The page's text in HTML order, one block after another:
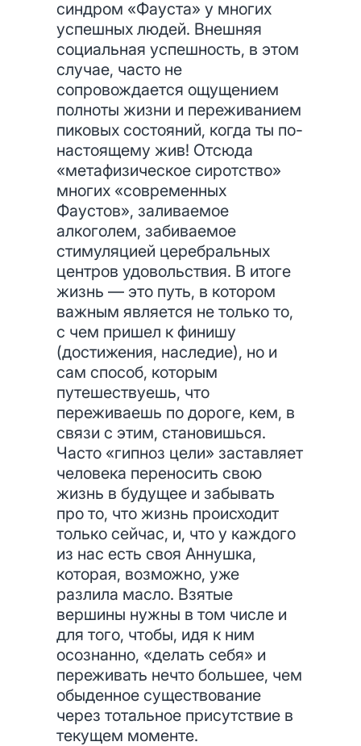
синдром «Фауста» у многих
успешных людей. Внешняя
социальная успешность, в этом
случае, часто не
сопровождается ощущением
полноты жизни и переживанием
пиковых состояний, когда ты по-
настоящему жив! Отсюда
«метафизическое сиротство»
многих «современных
Фаустов», заливаемое
алкоголем, забиваемое
стимуляцией церебральных
центров удовольствия. В итоге
жизнь — это путь, в котором
важным является не только то,
с чем пришел к финишу
(достижения, наследие), но и
сам способ, которым
путешествуешь, что
переживаешь по дороге, кем, в
связи с этим, становишься.
Часто «гипноз цели» заставляет
человека переносить свою
жизнь в будущее и забывать
про то, что жизнь происходит
только сейчас, и, что у каждого
из нас есть своя Аннушка,
которая, возможно, уже
разлила масло. Взятые
вершины нужны в том числе и
для того, чтобы, идя к ним
осознанно, «делать себя» и
переживать нечто большее, чем
обыденное существование
через тотальное присутствие в
текущем моменте.